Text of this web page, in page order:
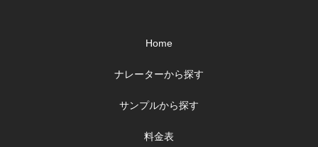
Home
ナレーターから探す
サンプルから探す
料金表